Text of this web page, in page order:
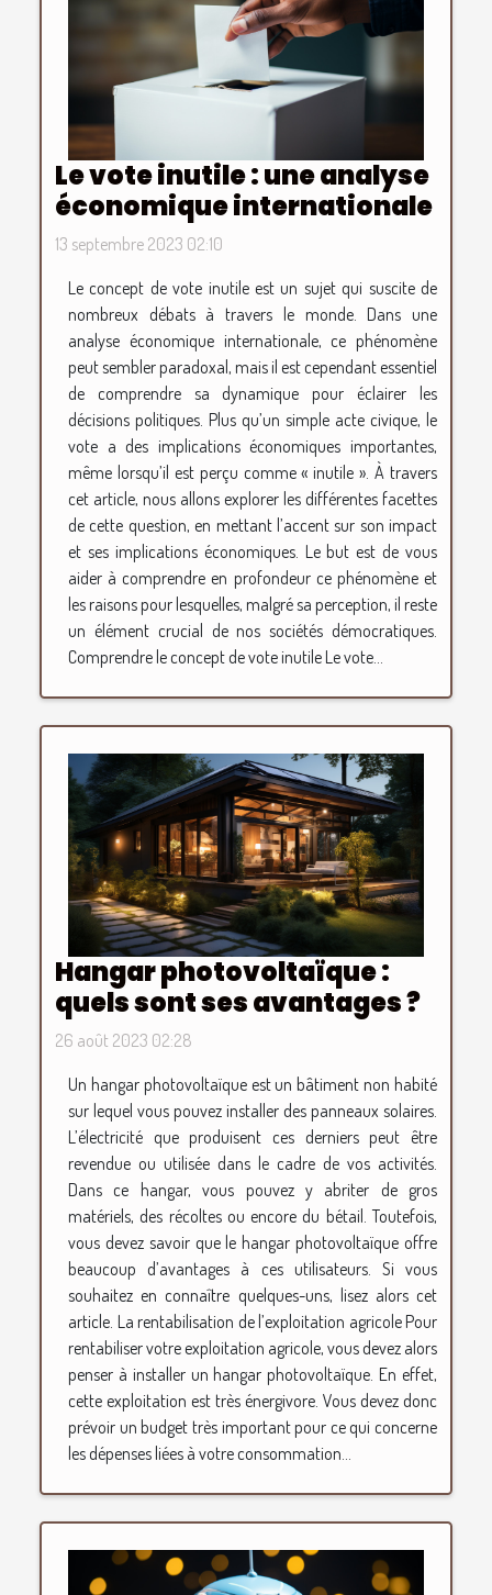
Le vote inutile : une analyse
économique internationale
13 septembre 2023 02:10
Le concept de vote inutile est un sujet qui suscite de
nombreux débats à travers le monde. Dans une
analyse économique internationale, ce phénomène
peut sembler paradoxal, mais il est cependant essentiel
de comprendre sa dynamique pour éclairer les
décisions politiques. Plus qu’un simple acte civique, le
vote a des implications économiques importantes,
même lorsqu’il est perçu comme « inutile ». À travers
cet article, nous allons explorer les différentes facettes
de cette question, en mettant l’accent sur son impact
et ses implications économiques. Le but est de vous
aider à comprendre en profondeur ce phénomène et
les raisons pour lesquelles, malgré sa perception, il reste
un élément crucial de nos sociétés démocratiques.
Comprendre le concept de vote inutile Le vote...
Hangar photovoltaïque :
quels sont ses avantages ?
26 août 2023 02:28
Un hangar photovoltaïque est un bâtiment non habité
sur lequel vous pouvez installer des panneaux solaires.
L’électricité que produisent ces derniers peut être
revendue ou utilisée dans le cadre de vos activités.
Dans ce hangar, vous pouvez y abriter de gros
matériels, des récoltes ou encore du bétail. Toutefois,
vous devez savoir que le hangar photovoltaïque offre
beaucoup d’avantages à ces utilisateurs. Si vous
souhaitez en connaître quelques-uns, lisez alors cet
article. La rentabilisation de l’exploitation agricole Pour
rentabiliser votre exploitation agricole, vous devez alors
penser à installer un hangar photovoltaïque. En effet,
cette exploitation est très énergivore. Vous devez donc
prévoir un budget très important pour ce qui concerne
les dépenses liées à votre consommation...